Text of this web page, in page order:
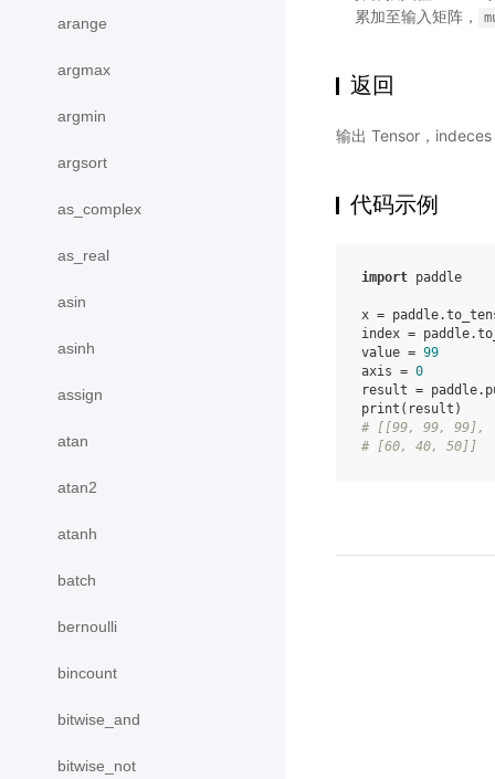
arange
argmax
argmin
argsort
as_complex
as_real
asin
asinh
assign
atan
atan2
atanh
batch
bernoulli
bincount
bitwise_and
bitwise_not
累加至输入矩阵，
返回
输出 Tensor，
代码示例
import paddle
x = paddle.
index = paddle.
value = 99
axis = 0
result = paddle.
print ( result )
# [[99, 99, 99],
# [60, 40, 50]]